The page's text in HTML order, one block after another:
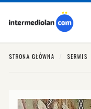
STRONA GŁÓWNA SERWIS